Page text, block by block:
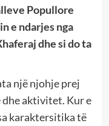
Popullore
e ndarjes nga
dhe si do ta
një njohje prej
dhe aktivitet. Kur e
karaktersitika të